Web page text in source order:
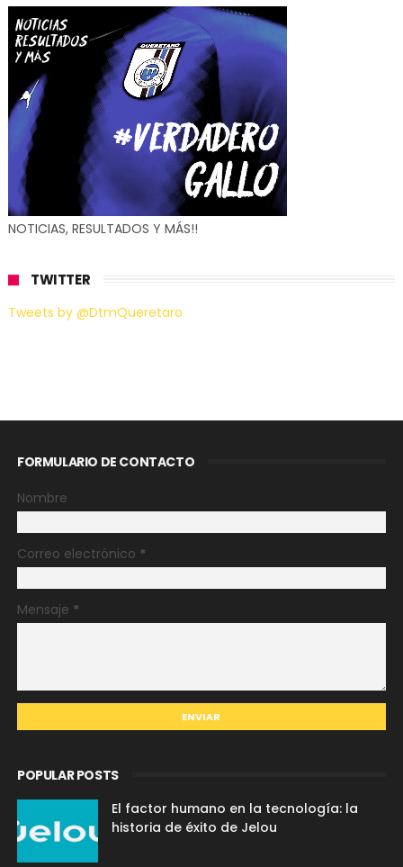
NOTICIAS, RESULTADOS Y MÁS!!
TWITTER
Tweets by @DtmQueretaro
FORMULARIO DE CONTACTO
Nombre
Correo electrónico *
Mensaje *
POPULAR POSTS
El factor humano en la tecnología: la
historia de éxito de Jelou